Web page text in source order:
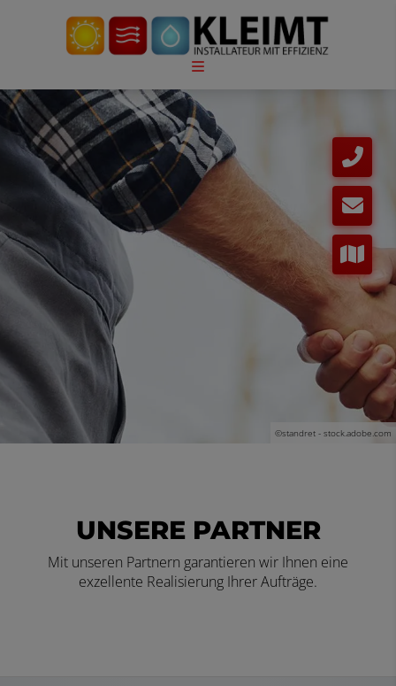
©standret - stock.adobe.com
UNSERE PARTNER
Mit unseren Partnern garantieren wir Ihnen eine
exzellente Realisierung Ihrer Aufträge.